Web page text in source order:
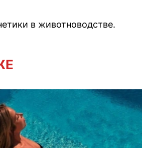
в животноводстве.